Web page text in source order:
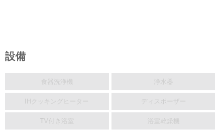
設備
食器洗浄機 浄水器
IHクッキングヒーター ディスポーザー
TV付き浴室 浴室乾燥機